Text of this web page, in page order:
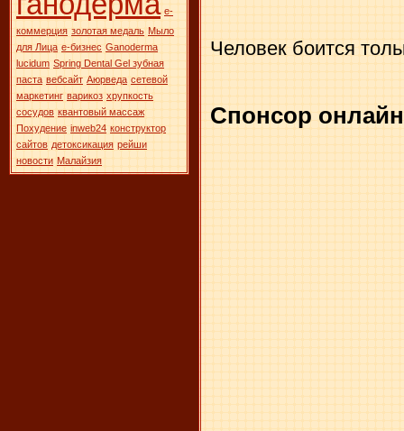
е-
коммерция золотая медаль Мыло
для Лица е-бизнес Ganoderma
lucidum Spring Dental Gel зубная
паста вебсайт Аюрведа сетевой
маркетинг варикоз хрупкость
сосудов квантовый массаж
Похудение inweb24 конструктор
сайтов детоксикация рейши
новости Малайзия
Человек боится
Спонсор